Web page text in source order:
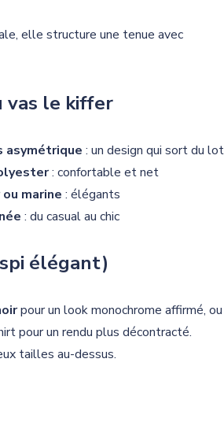
elle structure une tenue avec
vas le kiffer
asymétrique : un design qui sort du lot
: confortable et net
marine : élégants
: du casual au chic
élégant)
pour un look monochrome affirmé, ou
pour un rendu plus décontracté.
tailles au-dessus.